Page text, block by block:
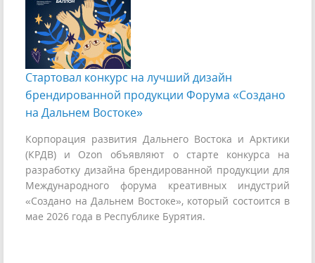
Стартовал конкурс на лучший дизайн
брендированной продукции Форума «Создано
на Дальнем Востоке»
Корпорация развития Дальнего Востока и Арктики
(КРДВ) и Ozon объявляют о старте конкурса на
разработку дизайна брендированной продукции для
Международного форума креативных индустрий
«Создано на Дальнем Востоке», который состоится в
мае 2026 года в Республике Бурятия.